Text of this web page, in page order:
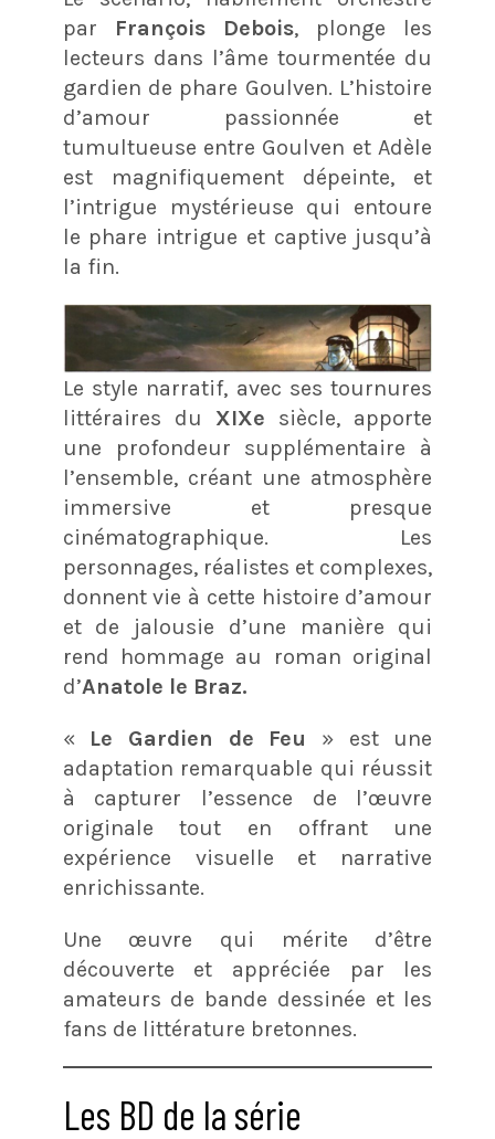
par François Debois, plonge les
lecteurs dans l’âme tourmentée du
gardien de phare Goulven. L’histoire
d’amour passionnée et
tumultueuse entre Goulven et Adèle
est magnifiquement dépeinte, et
l’intrigue mystérieuse qui entoure
le phare intrigue et captive jusqu’à
la fin.
Le style narratif, avec ses tournures
littéraires du XIXe siècle, apporte
une profondeur supplémentaire à
l’ensemble, créant une atmosphère
immersive et presque
cinématographique. Les
personnages, réalistes et complexes,
donnent vie à cette histoire d’amour
et de jalousie d’une manière qui
rend hommage au roman original
d’Anatole le Braz.
« Le Gardien de Feu
» est une
adaptation remarquable qui réussit
à capturer l’essence de l’œuvre
originale tout en offrant une
expérience visuelle et narrative
enrichissante.
Une œuvre qui mérite d’être
découverte et appréciée par les
amateurs de bande dessinée et les
fans de littérature bretonnes.
Les BD de la série